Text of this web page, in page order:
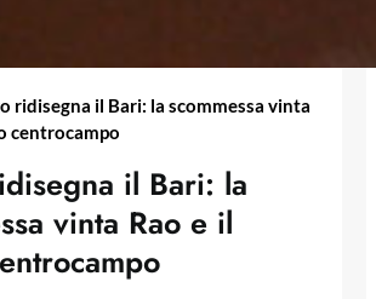
ridisegna il Bari: la scommessa vinta
centrocampo
il Bari: la
vinta Rao e il